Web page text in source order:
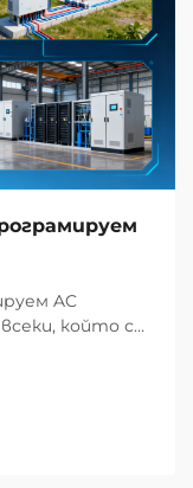
AC
който се
средства или